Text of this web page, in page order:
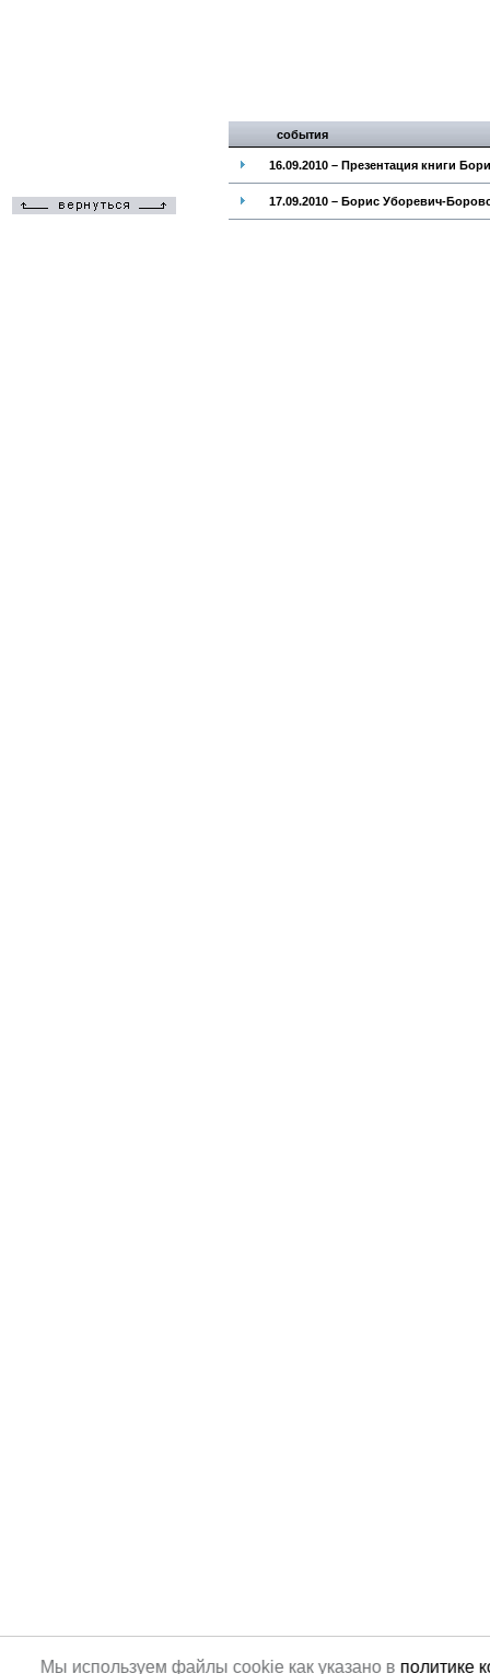
события
16.09.2010 – Презентация книги
17.09.2010 – Борис Уборевич-
Мы используем файлы cookie как указано в политике